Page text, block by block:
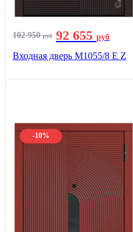
102 950руб 92 655 руб
Входная дверь М1055/8 Е Z
-10%